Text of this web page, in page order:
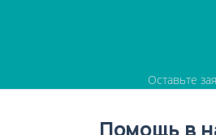
Оставьте
Помощь в